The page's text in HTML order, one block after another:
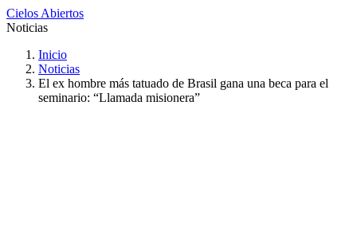
Saltar
al
Saltar
a
navegación
Cielos Abiertos
Noticias
Inicio
Noticias
El ex hombre más tatuado de Brasil gana una beca para el
seminario: “Llamada misionera”